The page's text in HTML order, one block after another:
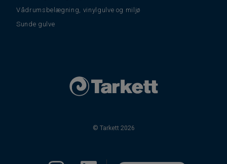
Vådrumsbelægning, vinylgulve og miljø
Sunde gulve
© Tarkett 2026